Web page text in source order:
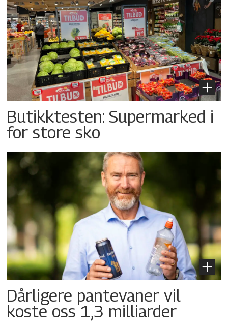
Butikktesten: Supermarked i
for store sko
Dårligere pantevaner vil
koste oss 1,3 milliarder